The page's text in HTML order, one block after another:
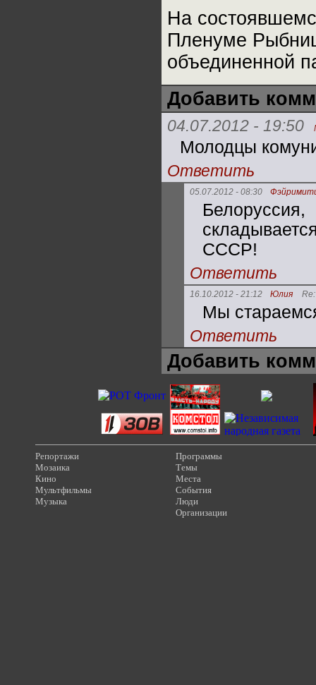
На
Пленуме
объединенной
Добавить
04.07.2012 - 19:50
Молодцы
Ответить
05.07.2012 - 08:30
СССР!
Ответить
16.10.2012 - 21:12 Юлия
Мы
Ответить
Добавить
Репортажи
Мозаика
Кино
Мультфильмы
Музыка
Программы
Темы
Места
События
Люди
Организации